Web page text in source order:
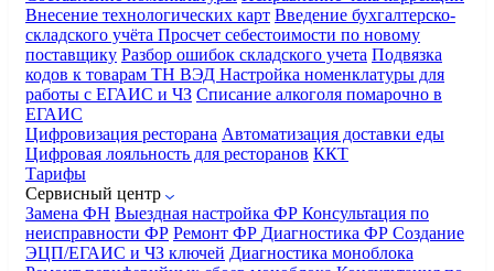
Внесение технологических карт Введение бухгалтерско-
складского учёта Просчет себестоимости по новому
поставщику Разбор ошибок складского учета Подвязка
кодов к товарам ТН ВЭД Настройка номенклатуры для
работы с ЕГАИС и ЧЗ Списание алкоголя помарочно в
ЕГАИС
Цифровизация ресторана Автоматизация доставки еды
Цифровая лояльность для ресторанов ККТ
Тарифы
Сервисный центр
Замена ФН Выездная настройка ФР Консультация по
неисправности ФР Ремонт ФР Диагностика ФР Создание
ЭЦП/ЕГАИС и ЧЗ ключей Диагностика моноблока